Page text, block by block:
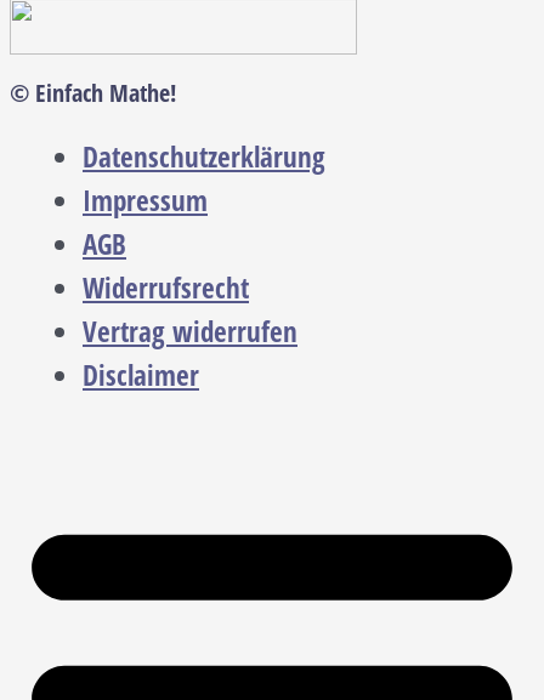
© Einfach Mathe!
Datenschutzerklärung
Impressum
AGB
Widerrufsrecht
Vertrag widerrufen
Disclaimer